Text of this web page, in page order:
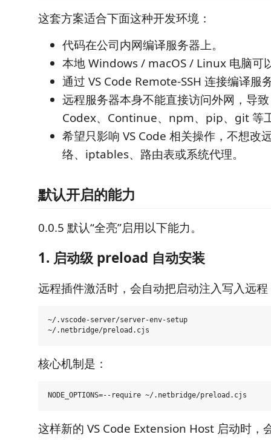
这套方案适合下面这种开发环境：
代码在公司内网编译服务器上。
本地 Windows / macOS / Linux 电脑可
通过 VS Code Remote-SSH 连接编译服
远程服务器本身不能直接访问外网，导
Codex、Continue、npm、pip、git 等
希望只影响 VS Code 相关操作，不想改
络、iptables、路由表或系统代理。
默认开启的能力
0.0.5 默认“全亮”启用以下能力。
1. 启动级 preload 自动安装
远程插件激活时，会自动把启动注入写入远
~/.vscode-server/server-env-setup
核心机制是：
这样新的 VS Code Extension Host 启动时，